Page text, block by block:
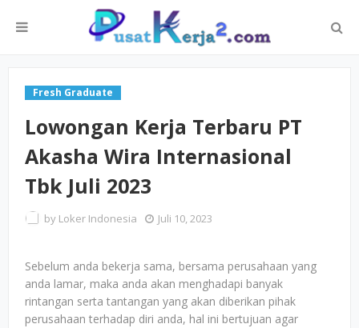
Fresh Graduate
Lowongan Kerja Terbaru PT
Akasha Wira Internasional
Tbk Juli 2023
by Loker Indonesia Juli 10, 2023
Sebelum anda bekerja sama, bersama perusahaan yang
anda lamar, maka anda akan menghadapi banyak
rintangan serta tantangan yang akan diberikan pihak
perusahaan terhadap diri anda, hal ini bertujuan agar